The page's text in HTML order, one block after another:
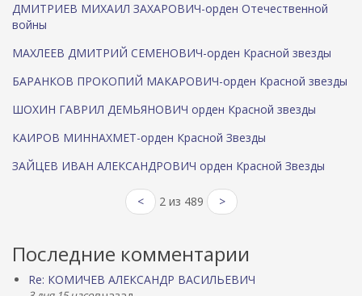
ДМИТРИЕВ МИХАИЛ ЗАХАРОВИЧ-орден Отечественной
войны
МАХЛЕЕВ ДМИТРИЙ СЕМЕНОВИЧ-орден Красной звезды
БАРАНКОВ ПРОКОПИЙ МАКАРОВИЧ-орден Красной звезды
ШОХИН ГАВРИЛ ДЕМЬЯНОВИЧ орден Красной звезды
КАИРОВ МИННАХМЕТ-орден Красной Звезды
ЗАЙЦЕВ ИВАН АЛЕКСАНДРОВИЧ орден Красной Звезды
< 2 из 489 >
Последние комментарии
Re: КОМИЧЕВ АЛЕКСАНДР ВАСИЛЬЕВИЧ